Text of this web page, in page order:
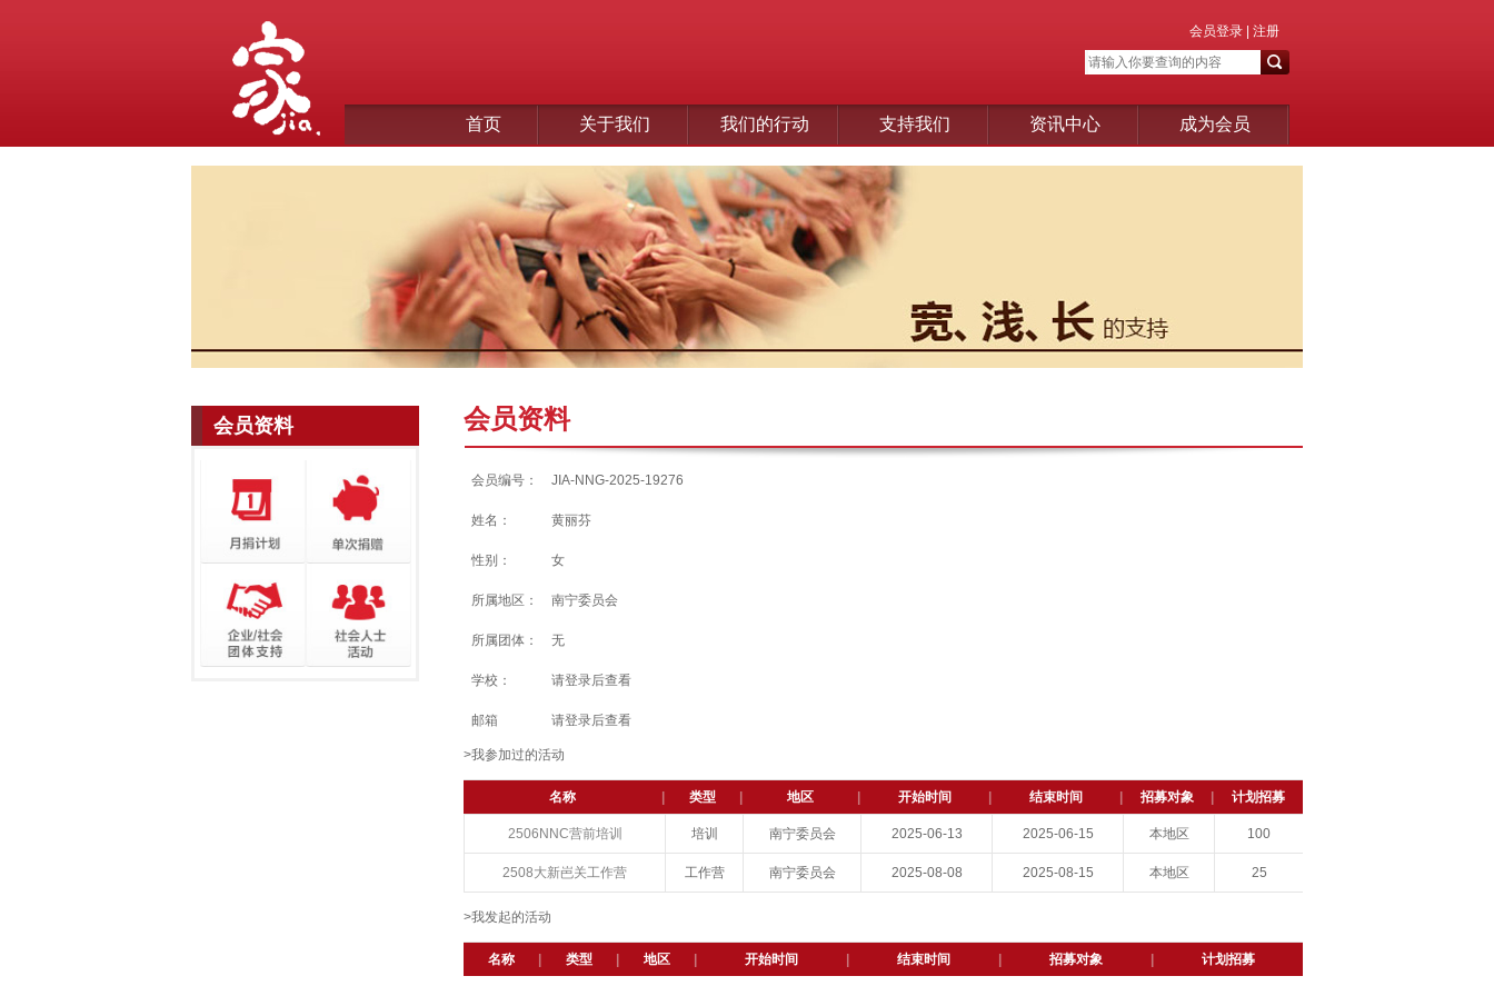
会员登录 注册
首页 关于我们 我们的行动 支持我们 资讯中心 成为会员
会员资料 会员资料
会员编号： JIA-NNG-2025-19276
姓名： 黄丽芬
性别： 女
所属地区： 南宁委员会
所属团体： 无
学校： 请登录后查看
邮箱 请登录后查看
>我参加过的活动
名称 类型 地区 开始时间 结束时间 招募对象 计划招募
2506NNC营前培训 培训 南宁委员会 2025-06-13 2025-06-15 本地区 100
2508大新岜关工作营 工作营 南宁委员会 2025-08-08 2025-08-15 本地区 25
>我发起的活动
名称 类型 地区 开始时间 结束时间 招募对象 计划招募